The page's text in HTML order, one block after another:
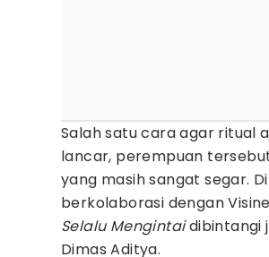
Salah satu cara agar ritual
lancar, perempuan
yang masih sangat segar.
berkolaborasi dengan
Selalu Mengintaidibintangi
Dimas Aditya.